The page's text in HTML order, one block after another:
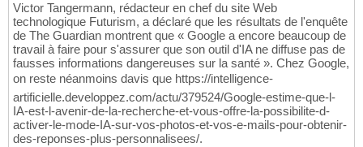
Victor Tangermann, rédacteur en chef du site Web
technologique Futurism, a déclaré que les résultats de l'enquête
de The Guardian montrent que « Google a encore beaucoup de
travail à faire pour s'assurer que son outil d'IA ne diffuse pas de
fausses informations dangereuses sur la santé ». Chez Google,
on reste néanmoins davis que https://intelligence-
artificielle.developpez.com/actu/379524/Google-estime-que-l-
IA-est-l-avenir-de-la-recherche-et-vous-offre-la-possibilite-d-
activer-le-mode-IA-sur-vos-photos-et-vos-e-mails-pour-obtenir-
des-reponses-plus-personnalisees/.